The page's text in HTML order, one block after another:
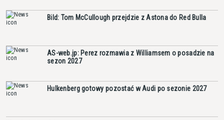
Bild: Tom McCullough przejdzie z Astona do Red Bulla
AS-web.jp: Perez rozmawia z Williamsem o posadzie na
sezon 2027
Hulkenberg gotowy pozostać w Audi po sezonie 2027